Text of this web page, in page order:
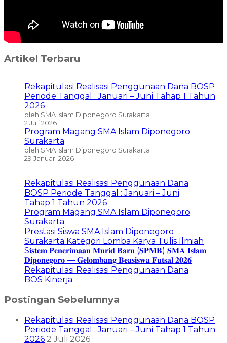
Artikel Terbaru
Rekapitulasi Realisasi Penggunaan Dana BOSP
Periode Tanggal : Januari – Juni Tahap 1 Tahun
2026
oleh SMA Islam Diponegoro Surakarta
2 Juli 2026
Program Magang SMA Islam Diponegoro
Surakarta
oleh SMA Islam Diponegoro Surakarta
29 Januari 2026
Rekapitulasi Realisasi Penggunaan Dana
BOSP Periode Tanggal : Januari – Juni
Tahap 1 Tahun 2026
Program Magang SMA Islam Diponegoro
Surakarta
Prestasi Siswa SMA Islam Diponegoro
Surakarta Kategori Lomba Karya Tulis Ilmiah
S𝐢𝐬𝐭𝐞𝐦 𝐏𝐞𝐧𝐞𝐫𝐢𝐦𝐚𝐚𝐧 𝐌𝐮𝐫𝐢𝐝 𝐁𝐚𝐫𝐮 (𝐒𝐏𝐌𝐁) 𝐒𝐌𝐀 𝐈𝐬𝐥𝐚𝐦
𝐃𝐢𝐩𝐨𝐧𝐞𝐠𝐨𝐫𝐨 — 𝐆𝐞𝐥𝐨𝐦𝐛𝐚𝐧𝐠 𝐁𝐞𝐚𝐬𝐢𝐬𝐰𝐚 𝐅𝐮𝐭𝐬𝐚𝐥 𝟐𝟎𝟐𝟔
Rekapitulasi Realisasi Penggunaan Dana
BOS Kinerja
Postingan Sebelumnya
Rekapitulasi Realisasi Penggunaan Dana BOSP
Periode Tanggal : Januari – Juni Tahap 1 Tahun
2026 2 Juli 2026